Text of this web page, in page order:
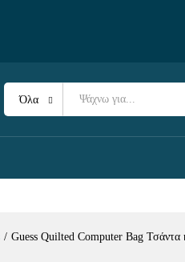
Όλα
/ Guess Quilted Computer Bag